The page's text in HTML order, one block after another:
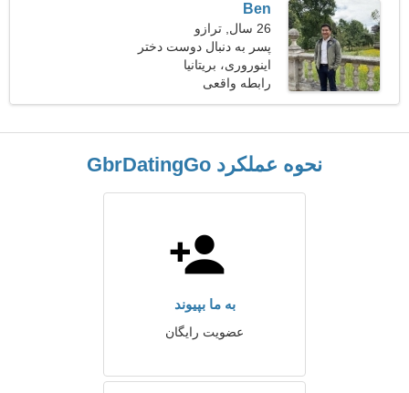
Ben
26 سال, ترازو
پسر به دنبال دوست دختر
است
اینوروری، بریتانیا
رابطه واقعی
نحوه عملکرد GbrDatingGo
به ما بپیوند
عضویت رایگان